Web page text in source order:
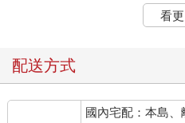
抱電影夢的年輕人，以及那個時
從事攝影工作。當時，我的前途
他正在籌備拍攝侯孝賢導演的電
樂指導及攝影助理，劇組正好需
看
配送方式
國內宅配：本島、